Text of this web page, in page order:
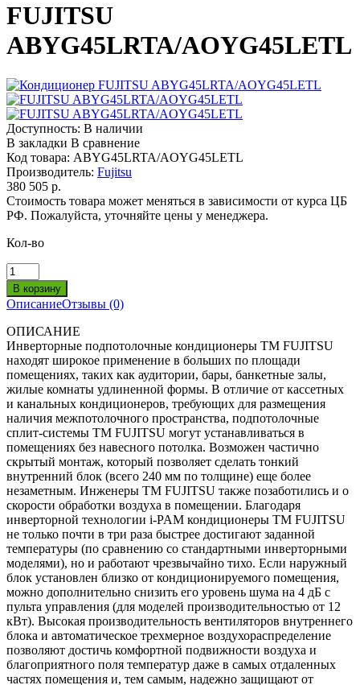
FUJITSU
ABYG45LRTA/AOYG45LETL
Доступность: В наличии
В закладки В сравнение
Код товара: ABYG45LRTA/AOYG45LETL
Производитель: Fujitsu
380 505 р.
Стоимость товара может меняться в зависимости от курса ЦБ
РФ. Пожалуйста, уточняйте цены у менеджера.
Кол-во
ОписаниеОтзывы (0)
ОПИСАНИЕ
Инверторные подпотолочные кондиционеры ТМ FUJITSU
находят широкое применение в больших по площади
помещениях, таких как аудитории, бары, банкетные залы,
жилые комнаты удлиненной формы. В отличие от кассетных
и канальных кондиционеров, требующих для размещения
наличия межпотолочного пространства, подпотолочные
сплит-системы ТМ FUJITSU могут устанавливаться в
помещениях без навесного потолка. Возможен частично
скрытый монтаж, который позволяет сделать тонкий
внутренний блок (всего 240 мм по толщине) еще более
незаметным. Инженеры ТМ FUJITSU также позаботились и о
скорости обработки воздуха в помещении. Благодаря
инверторной технологии i-PAM кондиционеры ТМ FUJITSU
не только почти в три раза быстрее достигают заданной
температуры (по сравнению со стандартными инверторными
моделями), но и работают чрезвычайно тихо. Если наружный
блок установлен близко от кондиционируемого помещения,
можно дополнительно снизить его уровень шума на 4 дБ с
пульта управления (для моделей производительностью от 12
кВт). Высокая производительность вентиляторов внутреннего
блока и автоматическое трехмерное воздухораспределение
позволяют достичь комфортной подвижности воздуха и
благоприятного поля температур даже в самых отдаленных
частях помещения и, тем самым, надежно защищают от